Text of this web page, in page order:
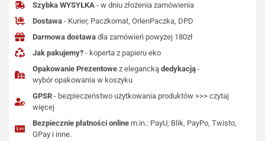
Szybka WYSYŁKA - w dniu złożenia zamówienia
Dostawa - Kurier, Paczkomat, OrlenPaczka, DPD
Darmowa dostawa dla zamówień powyżej 180zł
Jak pakujemy? - koperta z papieru eko
Opakowanie Prezentowe z eleganckądedykacją -
wybór opakowania w koszyku
GPSR - bezpieczeństwo użytkowania produktów >>> czytaj
więcej
Bezpiecznie płatności online m.in.: PayU, Blik, PayPo, Twisto,
GPay i inne.